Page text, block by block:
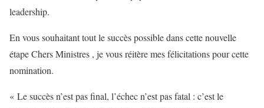
leadership.
En vous souhaitant tout le succès possible dans cette nouvelle
étape Chers Ministres , je vous réitère mes félicitations pour cette
nomination.
« Le succès n’est pas final, l’échec n’est pas fatal : c’est le